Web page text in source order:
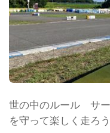
世の中のルール サ
を守って楽しく走ろう